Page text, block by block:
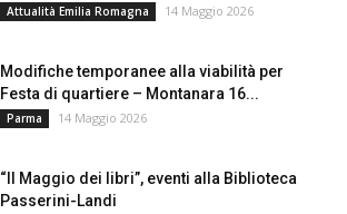
Attualità Emilia Romagna 14 Maggio 2026
Modifiche temporanee alla viabilità per
Festa di quartiere – Montanara 16...
Parma 14 Maggio 2026
“Il Maggio dei libri”, eventi alla Biblioteca
Passerini-Landi